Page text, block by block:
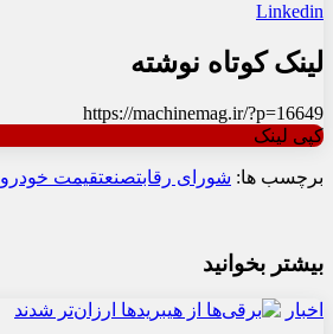
Linkedin
لینک کوتاه نوشته
https://machinemag.ir/?p=16649
کپی لینک
برچسب ها: شورای رقابتصنعتقیمت خودرو
بیشتر بخوانید
اخبار